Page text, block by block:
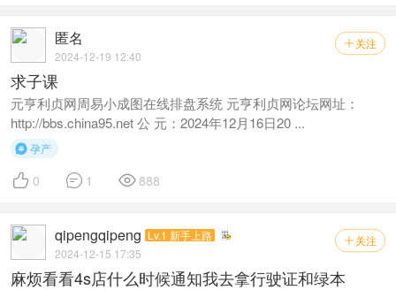
 关注
匿名
2024-12-19 12:40
求子课
元亨利贞网周易小成图在线排盘系统 元亨利贞网论坛网址：
http://bbs.china95.net 公 元：2024年12月16日20 ...
孕产
 0  1  888
 关注
qipengqipeng Lv.1 新手上路
2024-12-15 17:35
麻烦看看4s店什么时候通知我去拿行驶证和绿本